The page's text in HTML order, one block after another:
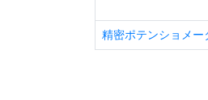
精密ポテンショメー